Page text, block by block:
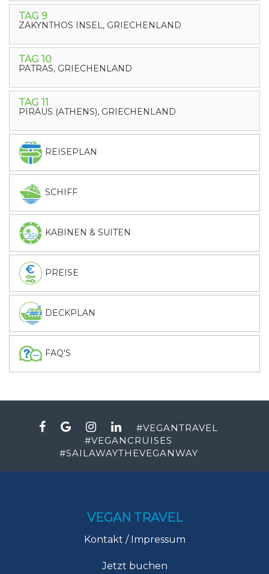
TAG 9
ZAKYNTHOS INSEL, GRIECHENLAND
TAG 10
PATRAS, GRIECHENLAND
TAG 11
PIRÄUS (ATHENS), GRIECHENLAND
REISEPLAN
SCHIFF
KABINEN & SUITEN
PREISE
DECKPLAN
FAQ'S
#VEGANTRAVEL
#VEGANCRUISES
#SAILAWAYTHEVEGANWAY
VEGAN TRAVEL
Kontakt / Impressum
Jetzt buchen